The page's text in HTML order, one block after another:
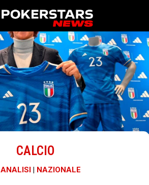
CALCIO
ANALISI| NAZIONALE